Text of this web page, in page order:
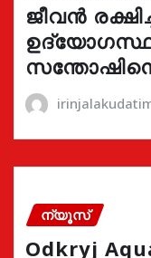
ജീവൻ
ന്യൂസ്
Odkryj